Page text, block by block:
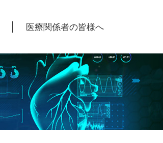
アクセス
医療関係者の皆様へ